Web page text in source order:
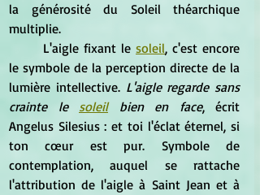
la générosité du Soleil théarchique
multiplie.
	L'aigle fixant le
soleil, c'est encore
le symbole de la perception directe de la
lumière intellective. L'aigle regarde sans
crainte le soleil bien en face, écrit
Angelus Silesius : et toi l'éclat éternel, si
ton cœur est pur. Symbole de
contemplation, auquel se rattache
l'attribution de l'aigle à Saint Jean et à